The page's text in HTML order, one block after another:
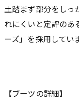
土踏まず部分をしっ
れにくいと定評のあ
ーズ」を採用してい
【ブーツの詳細】